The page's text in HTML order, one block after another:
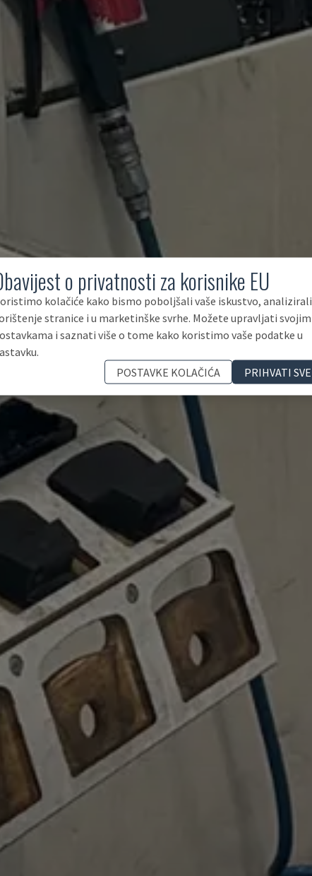
o privatnosti za korisnike EU
kolačiće kako bismo poboljšali vaše iskustvo, analizirali
stranice i u marketinške svrhe. Možete upravljati svojim
i saznati više o tome kako koristimo vaše podatke u
POSTAVKE KOLAČIĆA
PRIHVATI SVE